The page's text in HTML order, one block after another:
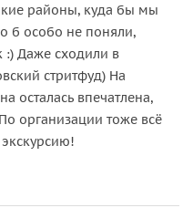
районы, куда бы мы
б особо не поняли,
Даже сходили в
стритфуд) На
осталась впечатлена,
организации тоже всё